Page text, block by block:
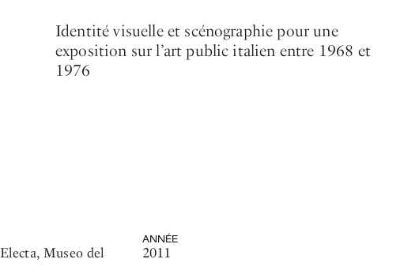
Identité visuelle et scénographie pour une
exposition sur l’art public italien entre 1968 et
1976
Electa,Museo del
ANNÉE
2011